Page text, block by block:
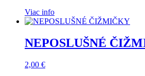
Viac info
NEPOSLUŠNÉ
2,00 €